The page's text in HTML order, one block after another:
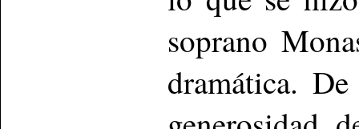
soprano
dramática.